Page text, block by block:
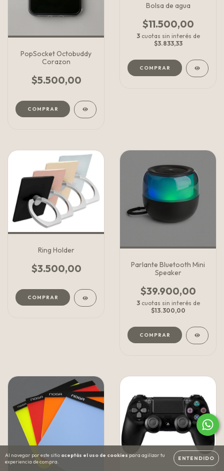
Al navegar por este sitio aceptás el uso de cookies para agilizar tu
experiencia de compra.
ENTENDIDO
PopSocket Octobuddy
Corazon
$5.500,00
COMPRAR
Bolsa de agua
$11.500,00
3 cuotas sin interés de
$3.833,33
COMPRAR
Ring Holder
$3.500,00
COMPRAR
Parlante Bluetooth Mini
Speaker
$39.900,00
3 cuotas sin interés de
$13.300,00